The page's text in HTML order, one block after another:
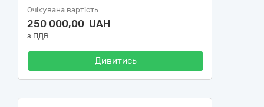
Очікувана вартість
250 000,00 UAH
з ПДВ
Дивитись